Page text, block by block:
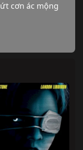
cơn ác mộng